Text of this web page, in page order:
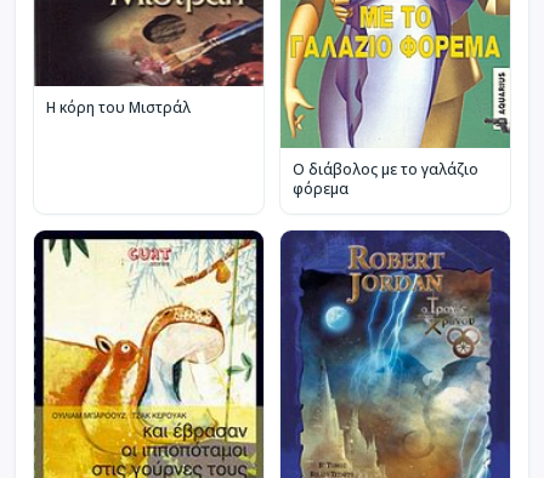
Η κόρη του Μιστράλ
Ο διάβολος με το γαλάζιο
φόρεμα